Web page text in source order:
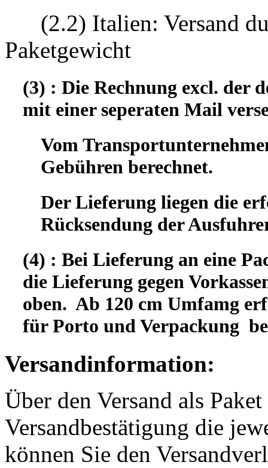
(2.2) Italien: Versand
Paketgewicht
(3) : Die Rechnung excl. der
mit einer seperaten Mail
Vom
Gebühren berechnet.
Der Lieferung liegen die
Rücksendung der
(4) : Bei Lieferung an eine
die Lieferung gegen
oben. Ab 120 cm Umfamg
für Porto und Verpackung
Versandinformation:
Über den Versand als
Versandbestätigung die
können Sie den